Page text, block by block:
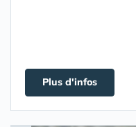
Plus d'infos